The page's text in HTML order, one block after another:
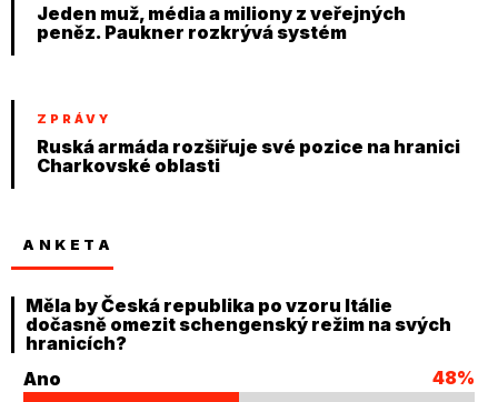
Jeden muž, média a miliony z veřejných
peněz. Paukner rozkrývá systém
ZPRÁVY
Ruská armáda rozšiřuje své pozice na hranici
Charkovské oblasti
ANKETA
Měla by Česká republika po vzoru Itálie
dočasně omezit schengenský režim na svých
hranicích?
Ano
48%